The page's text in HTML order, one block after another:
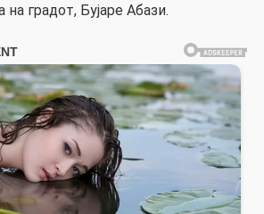
на градот, Бујаре Абази.